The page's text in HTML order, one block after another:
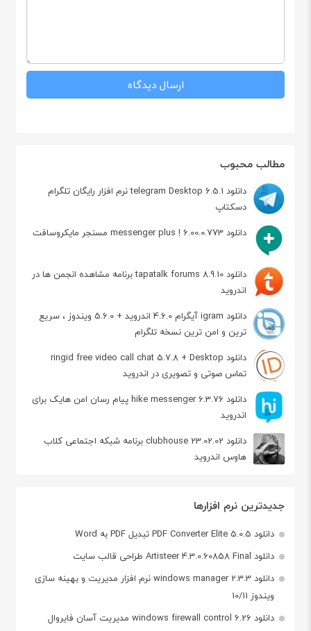
مطالب محبوب
دانلود telegram Desktop 6.5.1 نرم افزار رایگان تلگرام
دسکتاپ
دانلود messenger plus ! 6.00.0.773 مسنجر مایکروسافت
دانلود tapatalk forums 8.9.10 برنامه مشاهده انجمن ها در
اندروید
دانلود igram آیگرام 4.6.0 اندروید + 5.6.0 ویندوز ، سریع
ترین و امن ترین نسخه تلگرام
دانلود ringid free video call chat 5.7.8 + Desktop
تماس صوتی و تصویری در اندروید
دانلود hike messenger 6.3.76 پیام‌ رسان‌ امن هایک برای
اندروید
دانلود clubhouse 23.02.02 برنامه شبکه اجتماعی کلاب
هاوس اندروید
جدیدترین نرم افزارها
دانلود PDF Converter Elite 5.0.5 تبدیل PDF به Word
دانلود Artisteer 4.3.0.60858 Final طراحی قالب سایت
دانلود windows manager 2.3.3 نرم افزار مدیریت و بهینه سازی
ویندوز 10/11
دانلود windows firewall control 6.26 مدیریت آسان فایروال